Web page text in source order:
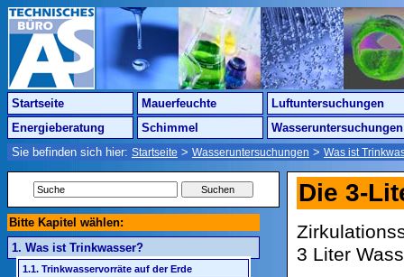
Startseite Mauerfeuchte
Luftuntersuchungen
Energieberatung
Schimmel
Wasseruntersuchungen
Sie befinden sich hier: Startseite > Wasseruntersuchungen > Was ist
Bitte Kapitel wählen:
1. Was ist Trinkwasser?
1.1. Trinkwasservorräte auf der Erde
Die 3-
3 Liter